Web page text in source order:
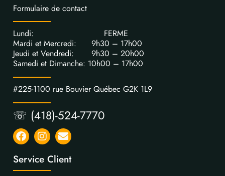
Formulaire de contact
Lundi: FERME
Mardi et Mercredi: 9h30 – 17h00
Jeudi et Vendredi: 9h30 – 20h00
Samedi et Dimanche: 10h00 – 17h00
#225-1100 rue Bouvier Québec G2K 1L9
☏ (418)-524-7770
Service Client